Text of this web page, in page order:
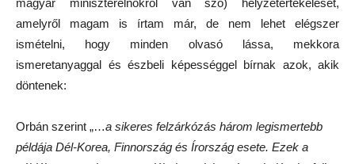
magyar miniszterelnökről van szó) helyzetértékelését,
amelyről magam is írtam már, de nem lehet elégszer
ismételni, hogy minden olvasó lássa, mekkora
ismeretanyaggal és észbeli képességgel bírnak azok, akik
döntenek:
Orbán szerint „…a sikeres felzárkózás három legismertebb
példája Dél-Korea, Finnország és Írország esete. Ezek a